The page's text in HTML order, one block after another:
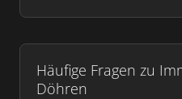
Häufige Fragen zu
Döhren